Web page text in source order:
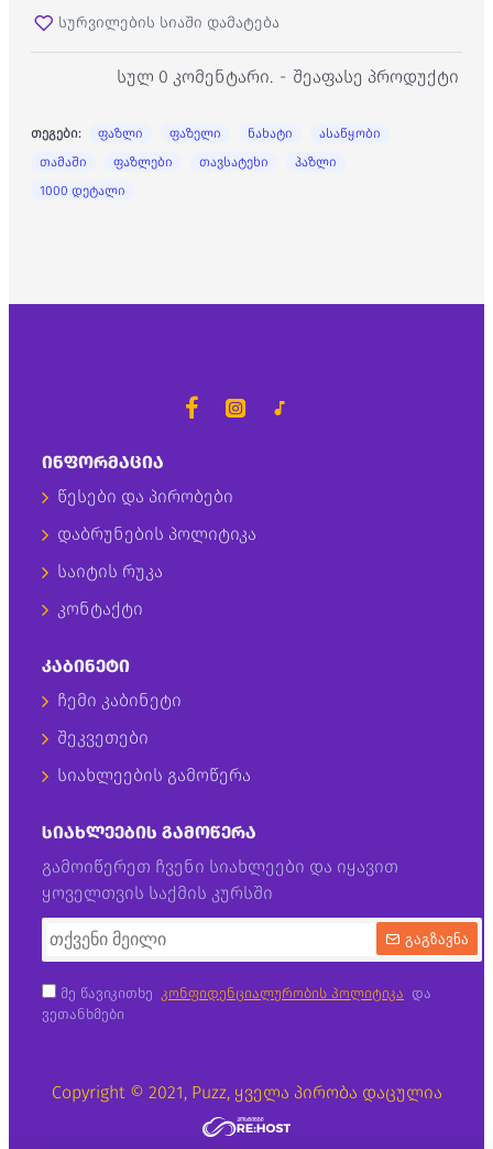
სულ 0 კომენტარი. - შეაფასე პროდუქტი
სურვილების სიაში დამატება
თეგები: ფაზლი ფაზელი ნახატი
ასაწყობი
თამაში
ფაზლები თავსატეხი
პაზლი
1000 დეტალი
ᲘᲜᲤᲝᲠᲛᲐᲪᲘᲐ
წესები და პირობები
დაბრუნების პოლიტიკა
საიტის რუკა
კონტაქტი
ᲙᲐᲑᲘᲜᲔᲢᲘ
ჩემი კაბინეტი
შეკვეთები
სიახლეების გამოწერა
ᲡᲘᲐᲮᲚᲔᲔᲑᲘᲡ ᲒᲐᲛᲝᲬᲔᲠᲐ
გამოიწერეთ ჩვენი სიახლეები და იყავით
ყოველთვის საქმის კურსში
გაგზავნა
მე წავიკითხე კონფიდენციალურობის პოლიტიკა და
ვეთანხმები
Copyright © 2021, Puzz, ყველა პირობა დაცულია